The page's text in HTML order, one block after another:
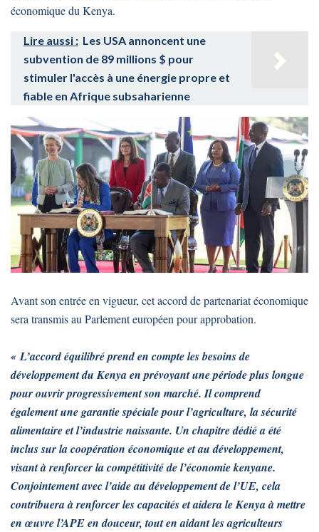
économique du Kenya.
Lire aussi : Les USA annoncent une
subvention de 89 millions $ pour
stimuler l'accès à une énergie propre et
fiable en Afrique subsaharienne
Avant son entrée en vigueur, cet accord de partenariat économique
sera transmis au Parlement européen pour approbation.
« L’accord équilibré prend en compte les besoins de
développement du Kenya en prévoyant une période plus longue
pour ouvrir progressivement son marché. Il comprend
également une garantie spéciale pour l’agriculture, la sécurité
alimentaire et l’industrie naissante. Un chapitre dédié a été
inclus sur la coopération économique et au développement,
visant à renforcer la compétitivité de l’économie kenyane.
Conjointement avec l’aide au développement de l’UE, cela
contribuera à renforcer les capacités et aidera le Kenya à mettre
en œuvre l’APE en douceur, tout en aidant les agriculteurs